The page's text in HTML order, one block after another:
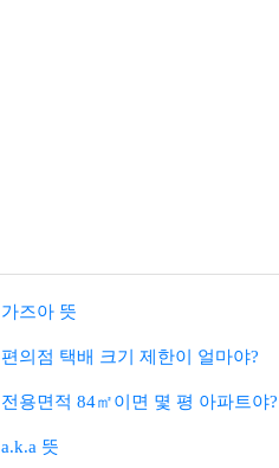
가즈아 뜻
편의점 택배 크기 제한이 얼마야?
전용면적 84㎡이면 몇 평 아파트야?
a.k.a 뜻